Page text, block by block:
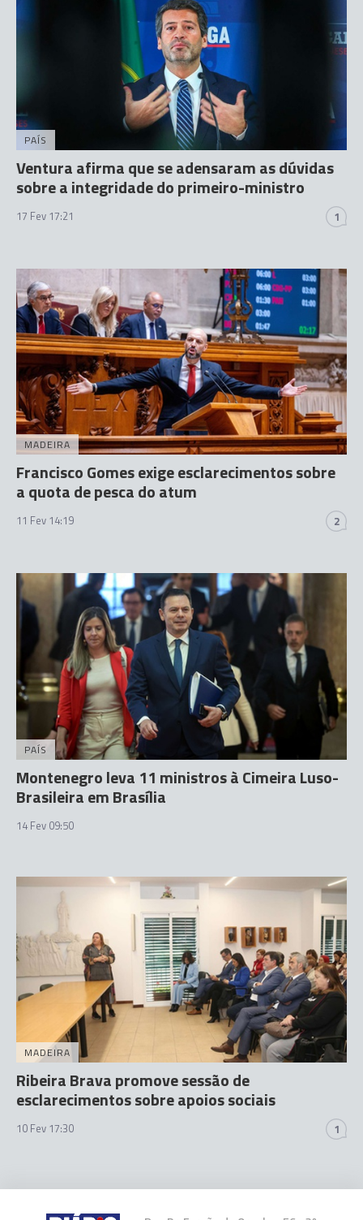
PAÍS
Ventura afirma que se adensaram as dúvidas
sobre a integridade do primeiro-ministro
17 Fev 17:21 1
MADEIRA
Francisco Gomes exige esclarecimentos sobre
a quota de pesca do atum
11 Fev 14:19 2
PAÍS
Montenegro leva 11 ministros à Cimeira Luso-
Brasileira em Brasília
14 Fev 09:50
MADEIRA
Ribeira Brava promove sessão de
esclarecimentos sobre apoios sociais
10 Fev 17:30 1